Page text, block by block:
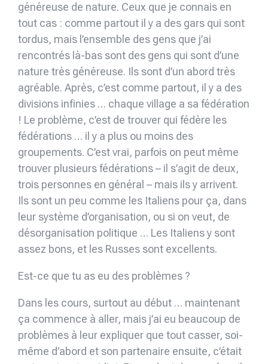
généreuse de nature. Ceux que je connais en
tout cas : comme partout il y a des gars qui sont
tordus, mais l’ensemble des gens que j’ai
rencontrés là-bas sont des gens qui sont d’une
nature très généreuse. Ils sont d’un abord très
agréable. Après, c’est comme partout, il y a des
divisions infinies … chaque village a sa fédération
! Le problème, c’est de trouver qui fédère les
fédérations … il y a plus ou moins des
groupements. C’est vrai, parfois on peut même
trouver plusieurs fédérations – il s’agit de deux,
trois personnes en général – mais ils y arrivent.
Ils sont un peu comme les Italiens pour ça, dans
leur système d’organisation, ou si on veut, de
désorganisation politique … Les Italiens y sont
assez bons, et les Russes sont excellents.
Est-ce que tu as eu des problèmes ?
Dans les cours, surtout au début … maintenant
ça commence à aller, mais j’ai eu beaucoup de
problèmes à leur expliquer que tout casser, soi-
même d’abord et son partenaire ensuite, c’était